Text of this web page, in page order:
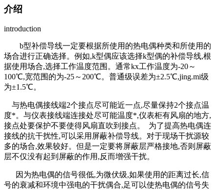
介绍
introduction
b型补偿导线一定要根据所使用的热电偶种类和所使用的
场合进行正确选择。例如,k型偶应该选择k型偶的补偿导线,根
据使用场合,选择工作温度范围。通常kx工作温度为-20～
100℃,宽范围的为-25～200℃。普通级误差为±2.5℃,jing.mi级
为±1.5℃。
与热电偶接线端2个接点尽可能近一点,尽量保持2个接点温
度*。与仪表接线端连接处尽可能温度*,仪表柜有风扇的地方,
接点处要保护不要使得风扇直吹到接点。 为了提高热电偶连
接线的抗干扰性,可以采用屏蔽补偿导线。对于现场干扰源较
多的场合,效果较好。但是一定要将屏蔽层严格接地,否则屏蔽
层不仅没有起到屏蔽的作用,反而增强干扰。
因为热电偶的信号很低,为微伏级,如果使用的距离过长,信
号的衰减和环境中强电的干扰偶合,足可以使热电偶的信号失